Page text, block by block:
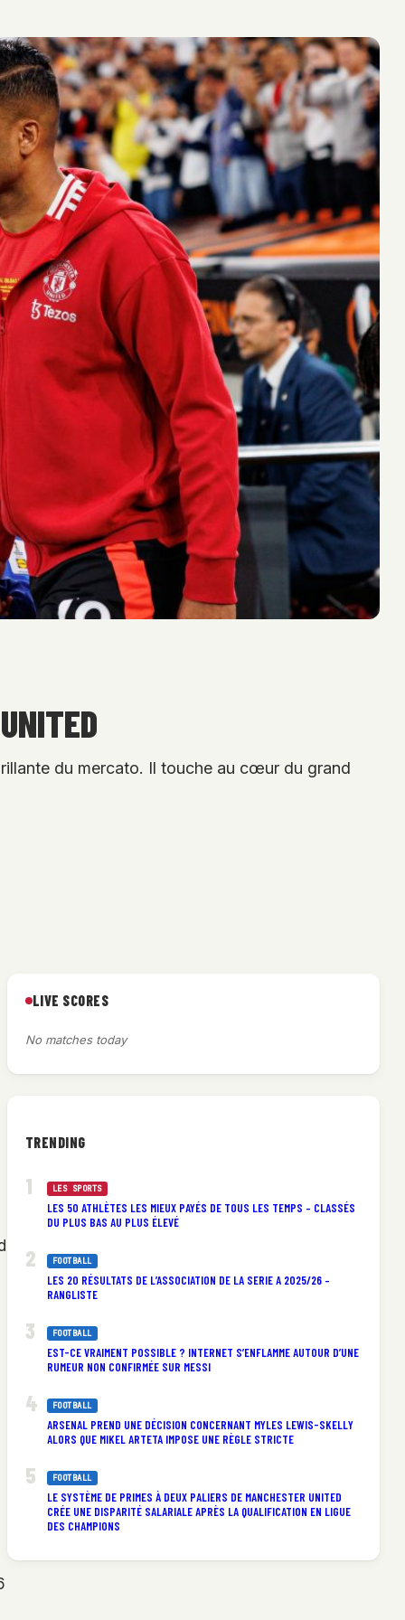
du mercato. Il touche au cœur du grand
LIVE SCORES
No matches today
TRENDING
LES SPORTS
LES 50 ATHLÈTES LES MIEUX PAYÉS DE TOUS LES TEMPS – CLASSÉS
DU PLUS BAS AU PLUS ÉLEVÉ
FOOTBALL
LES 20 RÉSULTATS DE L’ASSOCIATION DE LA SERIE A 2025/26 –
RANGLISTE
FOOTBALL
EST-CE VRAIMENT POSSIBLE ? INTERNET S’ENFLAMME AUTOUR D’UNE
RUMEUR NON CONFIRMÉE SUR MESSI
FOOTBALL
ARSENAL PREND UNE DÉCISION CONCERNANT MYLES LEWIS-SKELLY
ALORS QUE MIKEL ARTETA IMPOSE UNE RÈGLE STRICTE
FOOTBALL
LE SYSTÈME DE PRIMES À DEUX PALIERS DE MANCHESTER UNITED
CRÉE UNE DISPARITÉ SALARIALE APRÈS LA QUALIFICATION EN LIGUE
DES CHAMPIONS